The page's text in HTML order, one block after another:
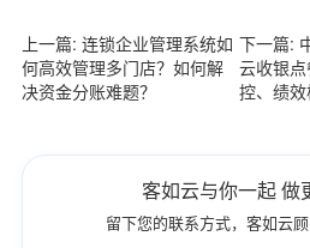
上一篇: 连锁企业管理系统如
何高效管理多门店？如何解
决资金分账难题？
下一篇:
云收银
控、绩
客如云与你一起 做
留下您的联系方式，客如云